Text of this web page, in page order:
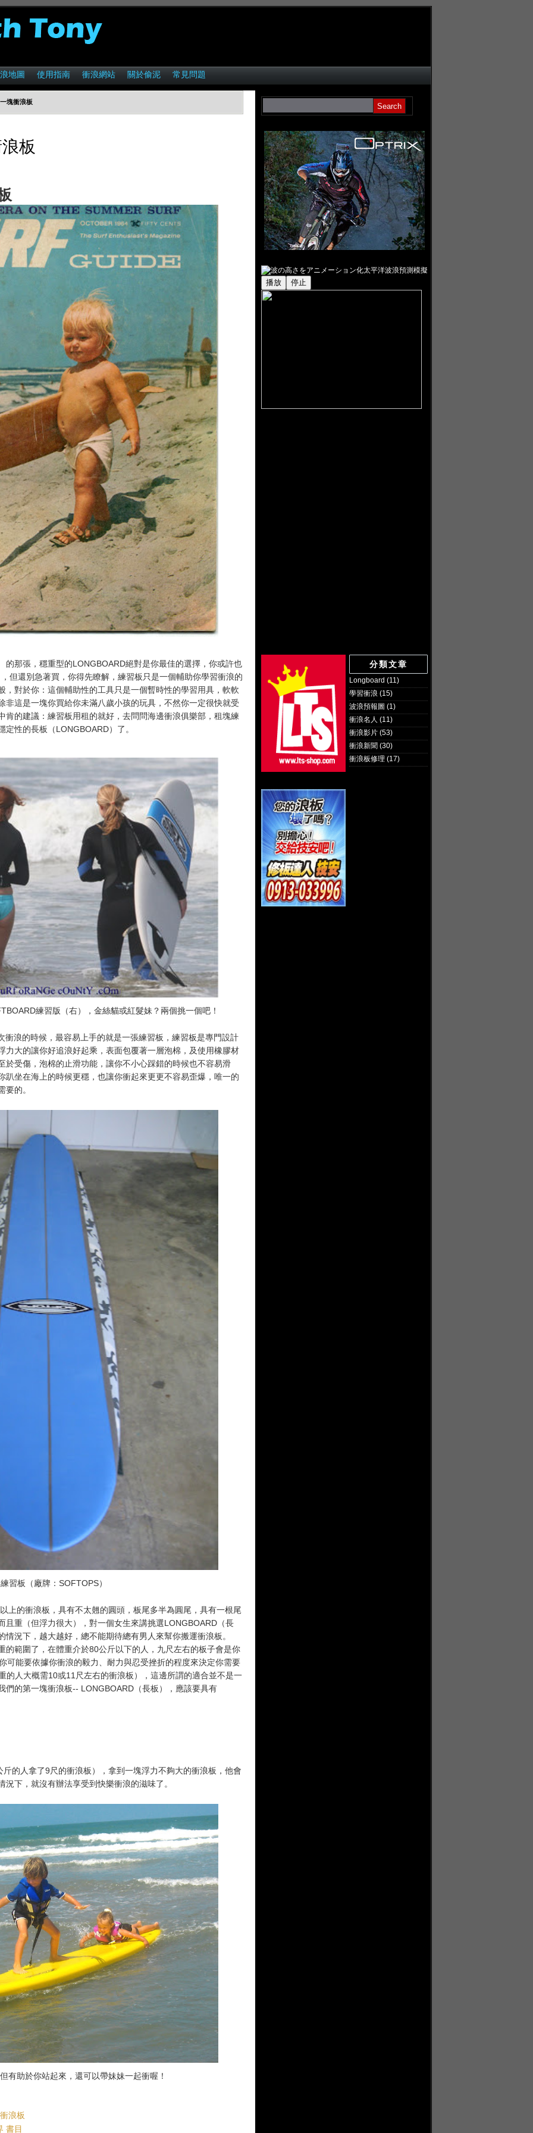
地圖 使用指南 衝浪網站 關於偷泥 常見問題
塊衝浪板
板
的那張，穩重型的LONGBOARD絕對是你最佳的選擇，你或許也
但還別急著買，你得先瞭解，練習板只是一個輔助你學習衝浪的
，對於你：這個輔助性的工具只是一個暫時性的學習用具，軟軟
非這是一塊你買給你未滿八歲小孩的玩具，不然你一定很快就受
肯的建議：練習板用租的就好，去問問海邊衝浪俱樂部，租塊練
性的長板（LONGBOARD）了。
練習版（右），金絲貓或紅髮妹？兩個挑一個吧！
衝浪的時候，最容易上手的就是一張練習板，練習板是專門設計
力大的讓你好追浪好起乘，表面包覆著一層泡棉，及使用橡膠材
於受傷，泡棉的止滑功能，讓你不小心踩錯的時候也不容易滑
趴坐在海上的時候更穩，也讓你衝起來更更不容易歪爆，唯一的
的。
習板（廠牌：SOFTOPS）
上的衝浪板，具有不太翹的圓頭，板尾多半為圓尾，具有一根尾
且重（但浮力很大），對一個女生來講挑選LONGBOARD（長
況下，越大越好，總不能期待總有男人來幫你搬運衝浪板。
的範圍了，在體重介於80公斤以下的人，九尺左右的板子會是你
可能要依據你衝浪的毅力、耐力與忍受挫折的程度來決定你需要
的人大概需10或11尺左右的衝浪板），這邊所謂的適合並不是一
們的第一塊衝浪板-- LONGBOARD（長板），應該要具有
的人拿了9尺的衝浪板），拿到一塊浮力不夠大的衝浪板，他會
下，就沒有辦法享受到快樂衝浪的滋味了。
有助於你站起來，還可以帶妹妹一起衝喔！
浪板
書目
太平洋波浪預測模擬
分類文章
Longboard (11)
學習衝浪 (15)
波浪預報圖 (1)
衝浪名人 (11)
衝浪影片 (53)
衝浪新聞 (30)
衝浪板修理 (17)